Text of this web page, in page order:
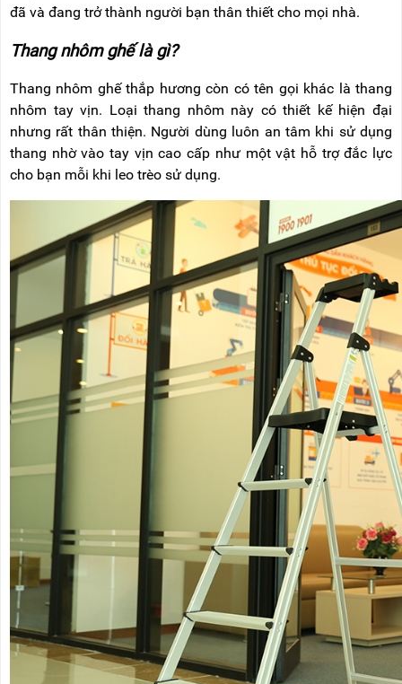
đã và đang trở thành người bạn thân thiết cho mọi nhà.
Thang nhôm ghế là gì?
Thang nhôm ghế thắp hương còn có tên gọi khác là thang
nhôm tay vịn. Loại thang nhôm này có thiết kế hiện đại
nhưng rất thân thiện. Người dùng luôn an tâm khi sử dụng
thang nhờ vào tay vịn cao cấp như một vật hỗ trợ đắc lực
cho bạn mỗi khi leo trèo sử dụng.